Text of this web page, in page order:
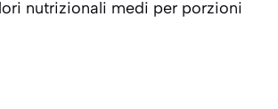
nutrizionali medi per porzioni